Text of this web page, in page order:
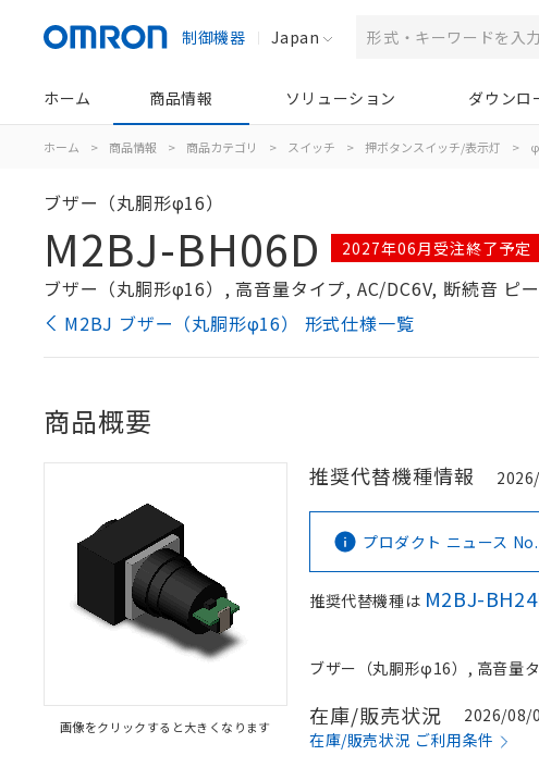
制御機器 Japan
ホーム 商品情報 ソリューション ダウンロ
ホーム > 商品情報 > 商品カテゴリ > スイッチ > 押ボタンスイッチ/表示灯 >
ブザー（丸胴形φ16）
M2BJ-BH06D 2027年06月受注終了予定
ブザー（丸胴形φ16）, 高音量タイプ, AC/DC6V, 断続音 ピ
M2BJ ブザー（丸胴形φ16） 形式仕様一覧
商品概要
画像をクリックすると大きくなります
推奨代替機種情報
プロダクト ニュース
推奨代替機種は M2BJ-
ブザー（丸胴形φ16）, 高音量
在庫/販売状況
2026/08/
在庫/販売状況 ご利用条件